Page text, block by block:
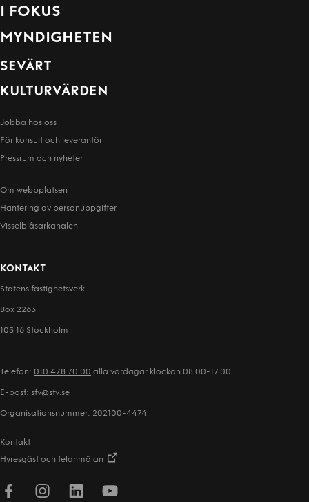
I FOKUS
MYNDIGHETEN
SEVÄRT
KULTURVÄRDEN
Jobba hos oss
För konsult och leverantör
Pressrum och nyheter
Om webbplatsen
Hantering av person­uppgifter
Visselblåsarkanalen
KONTAKT
Statens fastighetsverk
Box 2263
103 16 Stockholm
Telefon: 010 478 70 00 alla vardagar klockan 08.00-17.00
E-post: sfv@sfv.se
Organisationsnummer: 202100-4474
Kontakt
Hyresgäst och felanmälan